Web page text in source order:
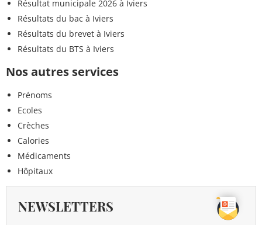
Résultat municipale 2026 à Iviers
Résultats du bac à Iviers
Résultats du brevet à Iviers
Résultats du BTS à Iviers
Nos autres services
Prénoms
Ecoles
Crèches
Calories
Médicaments
Hôpitaux
NEWSLETTERS